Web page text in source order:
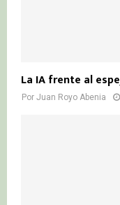
La IA frente al
Por Juan Royo Abenia